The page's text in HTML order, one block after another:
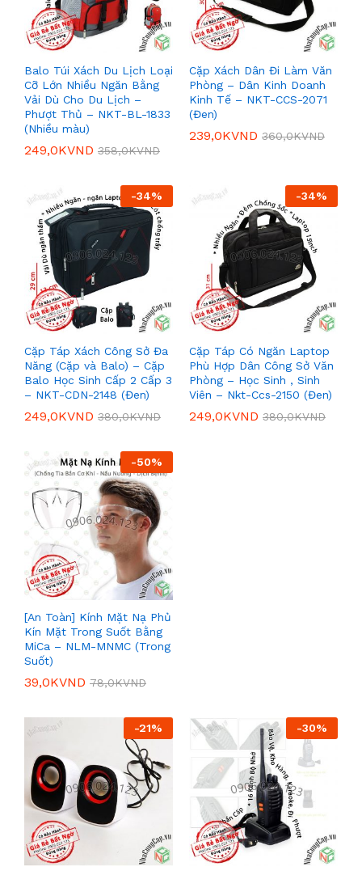
Balo Túi Xách Du Lịch Loại
Cỡ Lớn Nhiều Ngăn Bằng
Vải Dù Cho Du Lịch –
Phượt Thủ – NKT-BL-1833
(Nhiều màu)
249,0KVND 358,0KVND
Cặp Xách Dân Đi Làm Văn
Phòng – Dân Kinh Doanh
Kinh Tế – NKT-CCS-2071
(Đen)
239,0KVND 360,0KVND
-34%
Cặp Táp Xách Công Sở Đa
Năng (Cặp và Balo) – Cặp
Balo Học Sinh Cấp 2 Cấp 3
– NKT-CDN-2148 (Đen)
249,0KVND 380,0KVND
-34%
Cặp Táp Có Ngăn Laptop
Phù Hợp Dân Công Sở Văn
Phòng – Học Sinh , Sinh
Viên – Nkt-Ccs-2150 (Đen)
249,0KVND 380,0KVND
-50%
[An Toàn] Kính Mặt Nạ Phủ
Kín Mặt Trong Suốt Bằng
MiCa – NLM-MNMC (Trong
Suốt)
39,0KVND 78,0KVND
-21% -30%